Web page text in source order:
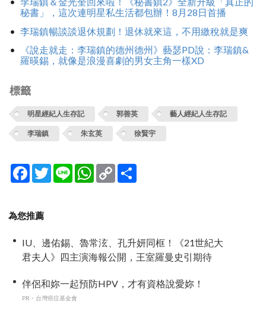
秘書」，這次連明星私生活都包辦！8月28日首播
李瑞鎮暢談談退休規劃！退休就來這，不用繳稅就是爽
《說走就走：李瑞鎮的德州德州》藝瑟PD說：李瑞鎮&
羅暎錫，就像是浪漫喜劇的男女主角一樣XD
標籤
明星經紀人生存記 郭善英 藝人經紀人生存記
李瑞鎮 朱玄英 徐賢宇
Facebook
TwitterLine WhatsApp
Copy
Link
為您推薦
IU、邊佑錫、魯常泫、孔升妍同框！《21世紀大
君夫人》四主演海報公開，王室羅曼史引期待
伴侶和妳一起預防HPV，才有資格說愛妳！
PR・台灣癌症基金會